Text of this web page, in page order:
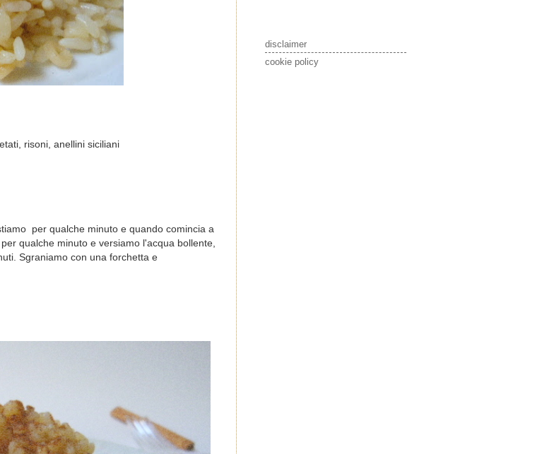
risoni, anellini siciliani
per qualche minuto e quando comincia a
qualche minuto e versiamo l'acqua bollente,
Sgraniamo con una forchetta e
disclaimer
cookie policy